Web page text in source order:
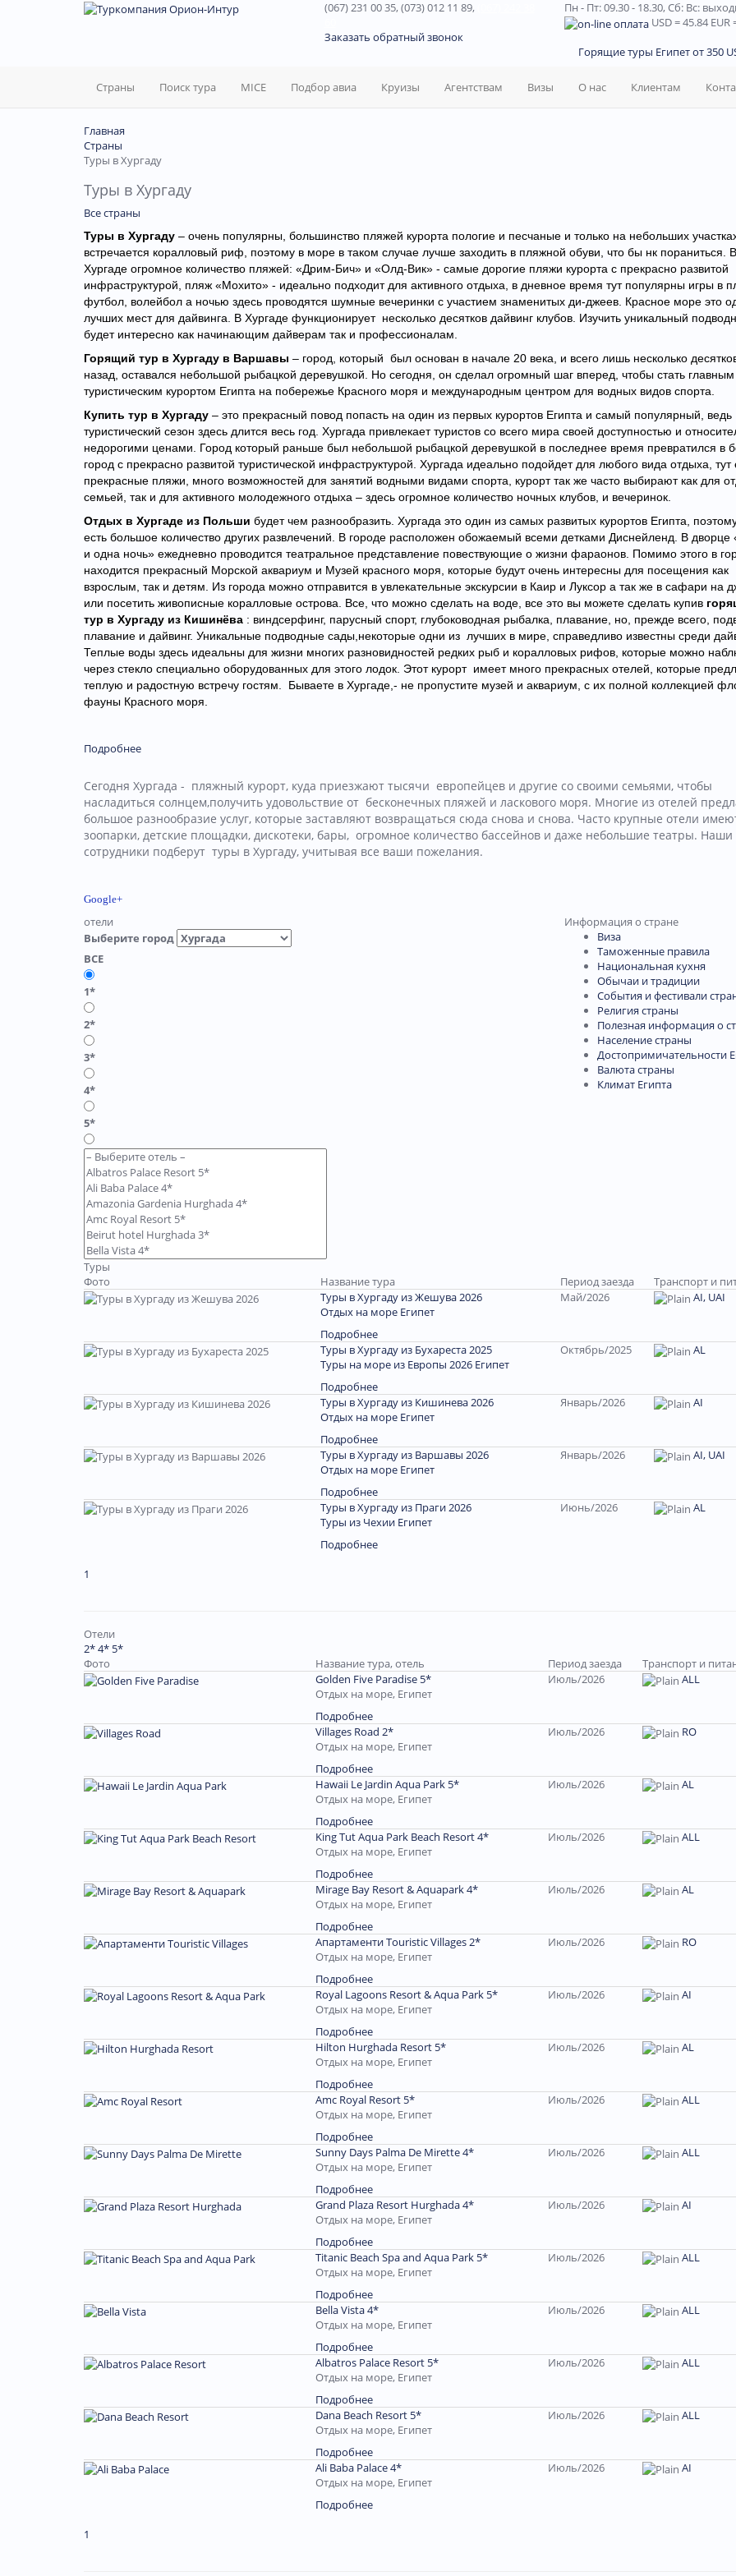
(067) 231 00 35, (073) 012 11 89,
Заказать обратный звонок
Пн - Пт: 09.30 - 18.30,Сб: Вс:
USD= 45.84EUR
Горящие туры Египет от 350
Страны Поиск тура MICE Подбор авиа Круизы Агентствам Визы О нас Клиентам
Главная
Страны
Туры в Хургаду
Туры в Хургаду
Все страны
Туры в Хургаду – очень популярны, большинство пляжей курорта пологие и песчаные и только на небольших
встречается коралловый риф, поэтому в море в таком случае лучше заходить в пляжной обуви, что бы нк пораниться. В
Хургаде огромное количество пляжей: «Дрим-Бич» и «Олд-Вик» - самые дорогие пляжи курорта с прекрасно развитой
инфраструктурой, пляж «Мохито» - идеально подходит для активного отдыха, в дневное время тут популярны игры в
футбол, волейбол а ночью здесь проводятся шумные вечеринки с участием знаменитых ди-джеев. Красное море это
лучших мест для дайвинга. В Хургаде функционирует несколько десятков дайвинг клубов. Изучить уникальный
будет интересно как начинающим дайверам так и профессионалам.
Горящий тур в Хургаду в Варшавы – город, который был основан в начале 20 века, и всего лишь несколько
назад, оставался небольшой рыбацкой деревушкой. Но сегодня, он сделал огромный шаг вперед, чтобы стать главным
туристическим курортом Египта на побережье Красного моря и международным центром для водных видов спорта.
Купить тур в Хургаду – это прекрасный повод попасть на один из первых курортов Египта и самый популярный, ведь
туристический сезон здесь длится весь год. Хургада привлекает туристов со всего мира своей доступностью и
недорогими ценами. Город который раньше был небольшой рыбацкой деревушкой в последнее время превратился в
город с прекрасно развитой туристической инфраструктурой. Хургада идеально подойдет для любого вида отдыха, тут
прекрасные пляжи, много возможностей для занятий водными видами спорта, курорт так же часто выбирают как для
семьей, так и для активного молодежного отдыха – здесь огромное количество ночных клубов, и вечеринок.
Отдых в Хургаде из Польши будет чем разнообразить. Хургада это один из самых развитых курортов Египта,
есть большое количество других развлечений. В городе расположен обожаемый всеми детками Диснейленд. В дворце
и одна ночь» ежедневно проводится театральное представление повествующие о жизни фараонов. Помимо этого в
находится прекрасный Морской аквариум и Музей красного моря, которые будут очень интересны для посещения как
взрослым, так и детям.
Из города можно отправится в увлекательные экскурсии в Каир и Луксор а так же в сафари на
или посетить живописные коралловые острова. Все, что можно сделать на воде, все это вы можете сделать купив
тур в Хургаду из Кишинёва : виндсерфинг, парусный спорт, глубоководная рыбалка, плавание, но, прежде всего,
плавание и дайвинг. Уникальные подводные сады,некоторые одни из лучших в мире, справедливо известны среди
Теплые воды здесь идеальны для жизни многих разновидностей редких рыб и коралловых рифов, которые можно
через стекло специально оборудованных для этого лодок. Этот курорт имеет много прекрасных отелей, которые
теплую и радостную встречу гостям. Бываете в Хургаде,- не пропустите музей и аквариум, с их полной коллекцией
фауны Красного моря.
Подробнее
Сегодня Хургада - пляжный курорт, куда приезжают тысячи европейцев и другие со своими семьями, чтобы
насладиться солнцем,получить удовольствие от бесконечных пляжей и ласкового моря. Многие из отелей
большое разнообразие услуг, которые заставляют возвращаться сюда снова и снова. Часто крупные отели
зоопарки, детские площадки, дискотеки, бары, огромное количество бассейнов и даже небольшие театры. Наши
сотрудники подберут туры в Хургаду, учитывая все ваши пожелания.
Google+
отели
Выберите город
ВСЕ
1*
2*
3*
4*
5*
Информация о стране
Виза
Таможенные правила
Национальная кухня
Обычаи и традиции
События и фестивали
Религия страны
Полезная информация о
Население страны
Достопримичательности
Валюта страны
Климат Египта
Туры
Фото
Название тура Период заезда Транспорт и
Туры в Хургаду из Жешува 2026
Отдых на море Египет
Подробнее
Май/2026 AI, UAI
Туры в Хургаду из Бухареста 2025
Туры на море из Европы 2026 Египет
Подробнее
Октябрь/2025 AL
Туры в Хургаду из Кишинева 2026
Отдых на море Египет
Подробнее
Январь/2026 АI
Туры в Хургаду из Варшавы 2026
Отдых на море Египет
Подробнее
Январь/2026 AI, UAI
Туры в Хургаду из Праги 2026
Туры из Чехии Египет
Подробнее
Июнь/2026 AL
1
Отели
2*4* 5*
Фото
Название тура, отель Период заезда Транспорт и
Golden Five Paradise 5*
Отдых на море, Египет
Подробнее
Июль/2026 ALL
Villages Road 2*
Отдых на море, Египет
Подробнее
Июль/2026 RO
Hawaii Le Jardin Aqua Park 5*
Отдых на море, Египет
Подробнее
Июль/2026 AL
King Tut Aqua Park Beach Resort 4*
Отдых на море, Египет
Подробнее
Июль/2026 ALL
Mirage Bay Resort & Aquapark 4*
Отдых на море, Египет
Подробнее
Июль/2026 AL
Апартаменти Touristic Villages 2*
Отдых на море, Египет
Подробнее
Июль/2026 RO
Royal Lagoons Resort & Aqua Park 5*
Отдых на море, Египет
Подробнее
Июль/2026 АІ
Hilton Hurghada Resort 5*
Отдых на море, Египет
Подробнее
Июль/2026 AL
Amc Royal Resort 5*
Отдых на море, Египет
Подробнее
Июль/2026 ALL
Sunny Days Palma De Mirette 4*
Отдых на море, Египет
Подробнее
Июль/2026 ALL
Grand Plaza Resort Hurghada 4*
Отдых на море, Египет
Подробнее
Июль/2026 АІ
Titanic Beach Spa and Aqua Park 5*
Отдых на море, Египет
Подробнее
Июль/2026 ALL
Bella Vista 4*
Отдых на море, Египет
Подробнее
Июль/2026 ALL
Albatros Palace Resort 5*
Отдых на море, Египет
Подробнее
Июль/2026 ALL
Dana Beach Resort 5*
Отдых на море, Египет
Подробнее
Июль/2026 ALL
Ali Baba Palace 4*
Отдых на море, Египет
Подробнее
Июль/2026 АІ
1